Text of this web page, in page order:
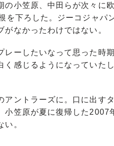
の小笠原、中田らが次々に
を下ろした。ジーコジャパ
なかったわけではない。
レーしたいなって思った時
く感じるようになっていた
ントラーズに。口に出す
小笠原が夏に復帰した
。